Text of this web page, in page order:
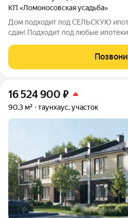
КП «Ломоносовская усадьба»
Дом подходит под СЕЛЬСКУЮ
сдан! Подходит под любые
Дома продаются от юр.лица. ДОМА СДАЮТСЯ БЕЗ ОТДЕЛКИ
Документы готовы. 4 км от
16 524 900 ₽
90,3 м² таунхаус, участок